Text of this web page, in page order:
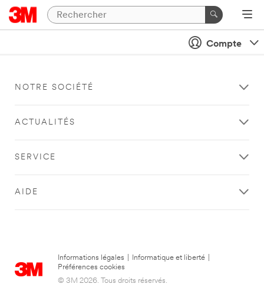
Compte
NOTRE SOCIÉTÉ
ACTUALITÉS
SERVICE
AIDE
Informations légales Informatique et liberté
Préférences cookies
© 3M 2026. Tous droits réservés.